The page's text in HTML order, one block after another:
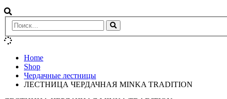
Home
Shop
Чердачные лестницы
ЛЕСТНИЦА ЧЕРДАЧНАЯ MINKA TRADITION